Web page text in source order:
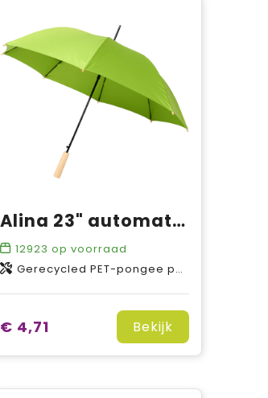
Alina 23" automatisch openende gerecyclede PET paraplu
12923 op voorraad
Gerecycled PET-pongee polyester
€ 4,71 Bekijk